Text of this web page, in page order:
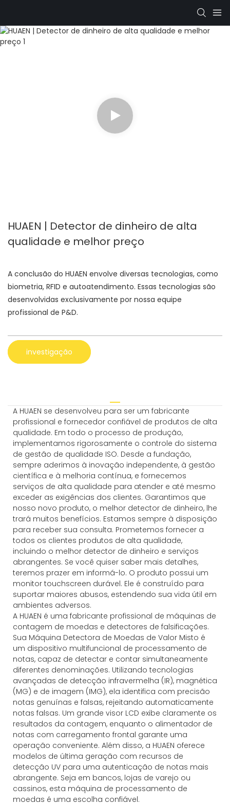
HUAEN | Detector de dinheiro de alta
qualidade e melhor preço
A conclusão do HUAEN envolve diversas tecnologias, como
biometria, RFID e autoatendimento. Essas tecnologias são
desenvolvidas exclusivamente por nossa equipe
profissional de P&D.
investigação
A HUAEN se desenvolveu para ser um fabricante
profissional e fornecedor confiável de produtos de alta
qualidade. Em todo o processo de produção,
implementamos rigorosamente o controle do sistema
de gestão de qualidade ISO. Desde a fundação,
sempre aderimos à inovação independente, à gestão
científica e à melhoria contínua, e fornecemos
serviços de alta qualidade para atender e até mesmo
exceder as exigências dos clientes. Garantimos que
nosso novo produto, o melhor detector de dinheiro, lhe
trará muitos benefícios. Estamos sempre à disposição
para receber sua consulta. Prometemos fornecer a
todos os clientes produtos de alta qualidade,
incluindo o melhor detector de dinheiro e serviços
abrangentes. Se você quiser saber mais detalhes,
teremos prazer em informá-lo. O produto possui um
monitor touchscreen durável. Ele é construído para
suportar maiores abusos, estendendo sua vida útil em
ambientes adversos.
A HUAEN é uma fabricante profissional de máquinas de
contagem de moedas e detectores de falsificações.
Sua Máquina Detectora de Moedas de Valor Misto é
um dispositivo multifuncional de processamento de
notas, capaz de detectar e contar simultaneamente
diferentes denominações. Utilizando tecnologias
avançadas de detecção infravermelha (IR), magnética
(MG) e de imagem (IMG), ela identifica com precisão
notas genuínas e falsas, rejeitando automaticamente
notas falsas. Um grande visor LCD exibe claramente os
resultados da contagem, enquanto o alimentador de
notas com carregamento frontal garante uma
operação conveniente. Além disso, a HUAEN oferece
modelos de última geração com recursos de
detecção UV para uma autenticação de notas mais
abrangente. Seja em bancos, lojas de varejo ou
cassinos, esta máquina de processamento de
moedas é uma escolha confiável.